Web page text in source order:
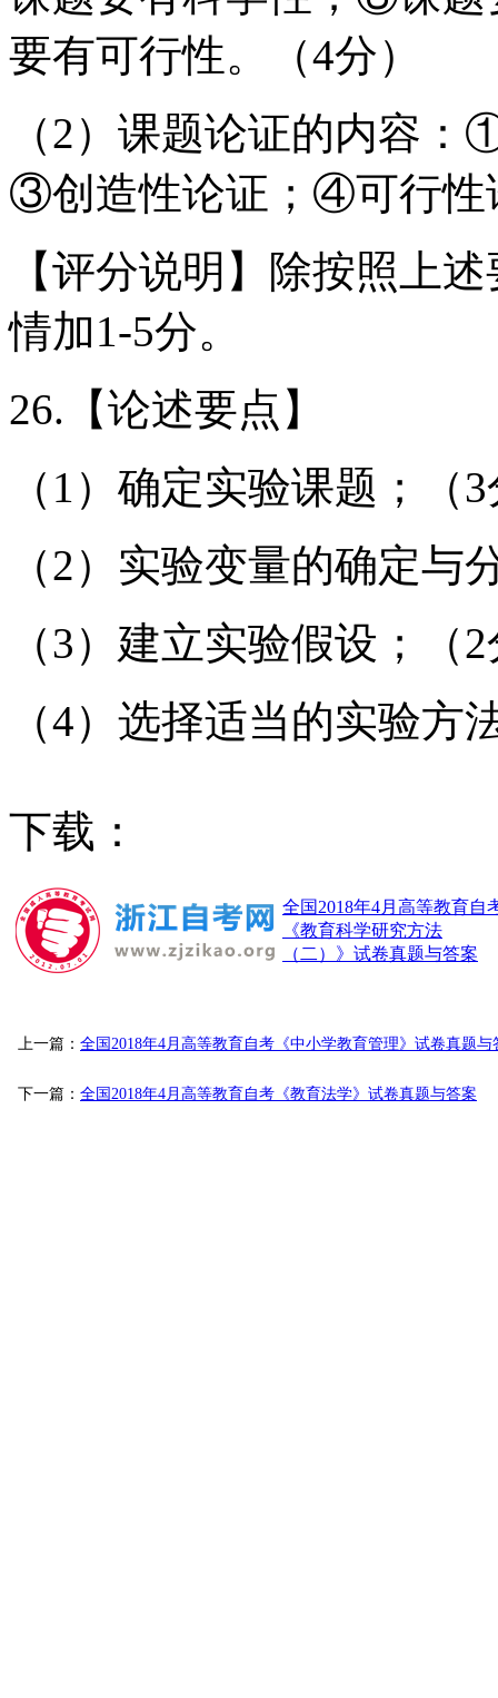
要有可行性。（4分）
（2）课题论证的内容
③创造性论证；④可行性
【评分说明】除按照上
情加1-5分。
26.【论述要点】
（1）确定实验课题；（
（2）实验变量的确定与
（3）建立实验假设；（
（4）选择适当的实验方
下载：
全国2018年4月高等教育自
《教育科学研究方法
（二）》试卷真题与答案
上一篇： 全国2018年4月高等教育自考《中小学教育管理》试卷真题与
下一篇： 全国2018年4月高等教育自考《教育法学》试卷真题与答案